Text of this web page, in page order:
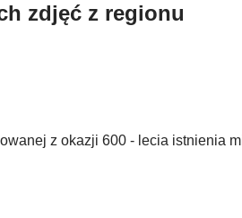
zdjęć z regionu
z okazji 600 - lecia istnienia